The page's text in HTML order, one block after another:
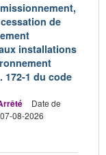
de
installations
172-1 du code
Date de
08-2026